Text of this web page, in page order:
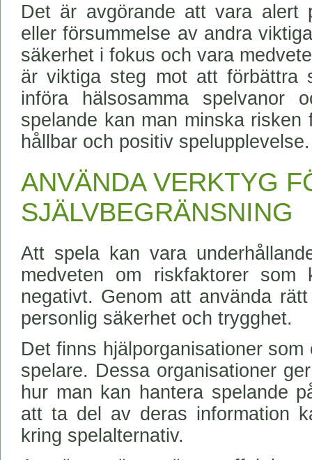
Det är avgörande att vara alert
eller försummelse av andra
säkerhet i fokus och vara
är viktiga steg mot att förbättra
införa hälsosamma spelvanor
spelande kan man minska
hållbar och positiv spelupplevelse.
ANVÄNDA VERKTYG
SJÄLVBEGRÄNSNING
Att spela kan vara
medveten om riskfaktorer som
negativt. Genom att använda
personlig säkerhet och trygghet.
Det finns hjälporganisationer
spelare. Dessa organisationer
hur man kan hantera spelande
att ta del av deras information
kring spelalternativ.